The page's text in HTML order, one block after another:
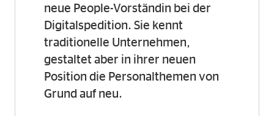
neue People-Vorständin bei der
Digitalspedition. Sie kennt
traditionelle Unternehmen,
gestaltet aber in ihrer neuen
Position die Personalthemen von
Grund auf neu.